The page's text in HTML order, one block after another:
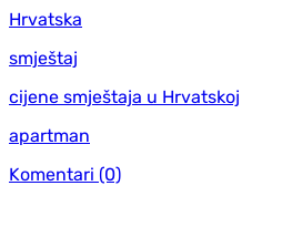
Hrvatska
smještaj
cijene smještaja u Hrvatskoj
apartman
Komentari (0)